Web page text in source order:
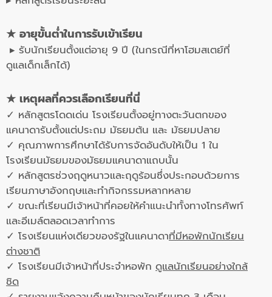
★ อายุขั้นต่ำในการรับเข้าเรียน
▸ รับนักเรียนตั้งแต่อายุ 9 ปี (ในกรณีที่หาโฮมสเตย์ที่
ดูแลเด็กเล็กได้)
★ เหตุผลที่ควรเลือกเรียนที่นี่
✓ หลักสูตรโดดเด่น โรงเรียนตั้งอยู่ทางตะวันตกของ
แคนาดารับตั้งแต่ประถม มัธยมต้น และ มัธยมปลาย
✓ คุณภาพการศึกษาได้รับการจัดอันดับให้เป็น 1 ใน
โรงเรียนมัธยมของมัธยมแคนาดาแถบนั้น
✓ หลักสูตรช่วงฤดูหนาวและฤดูร้อนซึ่งประกอบด้วยการ
เรียนภาษาอังกฤษและทำกิจกรรมหลากหลาย
✓ ขณะที่เรียนมีเจ้าหน้าที่คอยให้คำแนะนำทั้งทางโทรศัพท์
และอีเมล์ตลอดเวลาทำการ
✓ โรงเรียนแห่งเดียวของรัฐในแคนาดาที่มีหอพักนักเรียน
ต่างชาติ
✓ โรงเรียนมีเจ้าหน้าที่ประจำหอพัก ดูแลนักเรียนอย่างใกล้
ชิด